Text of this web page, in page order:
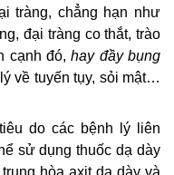
tràng, chẳng hạn như
đại tràng co thắt, trào
cạnh đó,hay đầy bụng
về tuyến tụy, sỏi mật…
do các bệnh lý liên
sử dụng thuốc dạ dày
hòa axit dạ dày và